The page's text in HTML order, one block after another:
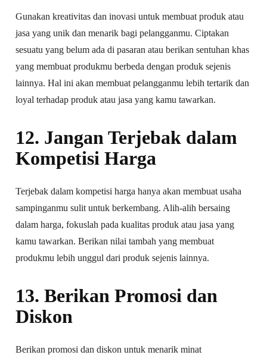
Gunakan kreativitas dan inovasi untuk membuat produk atau
jasa yang unik dan menarik bagi pelangganmu. Ciptakan
sesuatu yang belum ada di pasaran atau berikan sentuhan khas
yang membuat produkmu berbeda dengan produk sejenis
lainnya. Hal ini akan membuat pelangganmu lebih tertarik dan
loyal terhadap produk atau jasa yang kamu tawarkan.
12. Jangan Terjebak dalam
Kompetisi Harga
Terjebak dalam kompetisi harga hanya akan membuat usaha
sampinganmu sulit untuk berkembang. Alih-alih bersaing
dalam harga, fokuslah pada kualitas produk atau jasa yang
kamu tawarkan. Berikan nilai tambah yang membuat
produkmu lebih unggul dari produk sejenis lainnya.
13. Berikan Promosi dan
Diskon
Berikan promosi dan diskon untuk menarik minat